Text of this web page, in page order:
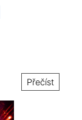
Přečíst